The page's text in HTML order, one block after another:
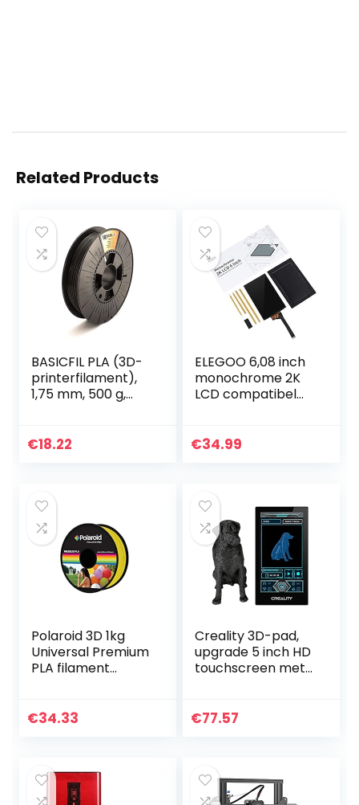
Related Products
BASICFIL PLA (3D-
printerfilament),
1,75 mm, 500 g,
€18.22
ELEGOO 6,08 inch
monochrome 2K
LCD compatibel
Pro 3D-printer
€34.99
Polaroid 3D 1kg
Universal Premium
PLA filament
€34.33
Creality 3D-pad,
upgrade 5 inch HD
touchscreen met
voor Ender3/Ender
€77.57